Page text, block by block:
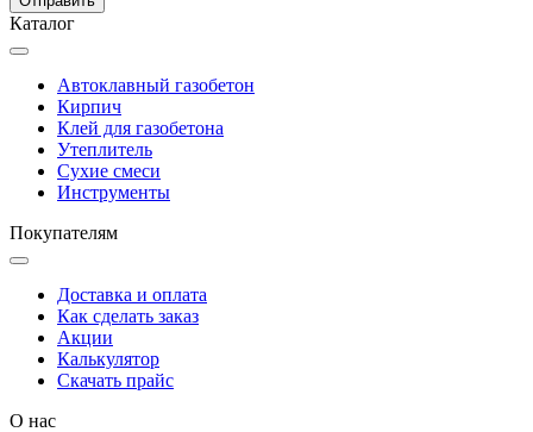
Каталог
Автоклавный газобетон
Кирпич
Клей для газобетона
Утеплитель
Сухие смеси
Инструменты
Покупателям
Доставка и оплата
Как сделать заказ
Акции
Калькулятор
Скачать прайс
О нас